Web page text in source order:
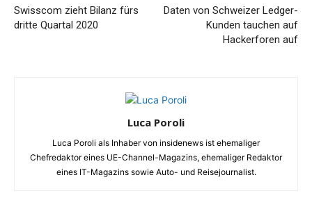
Swisscom zieht Bilanz fürs
dritte Quartal 2020
Daten von Schweizer Ledger-
Kunden tauchen auf
Hackerforen auf
Luca Poroli
Luca Poroli als Inhaber von insidenews ist ehemaliger
Chefredaktor eines UE-Channel-Magazins, ehemaliger Redaktor
eines IT-Magazins sowie Auto- und Reisejournalist.